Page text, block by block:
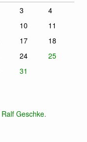
3
4
10
11
17
18
24
25
31
Ralf Geschke.